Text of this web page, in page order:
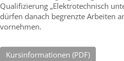
Qualifizierung „Elektrotechnisch
dürfen danach begrenzte Arbeiten
vornehmen.
Kursinformationen (PDF)